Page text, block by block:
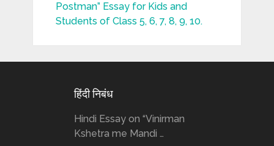
Postman” Essay for Kids and
Students of Class 5, 6, 7, 8, 9, 10.
हिंदी निबंध
Hindi Essay on “Vinirman
Kshetra me Mandi …